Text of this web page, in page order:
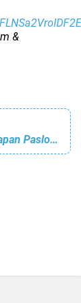
&
KPU Kepulauan Meranti Gelar Pleno Penetapan Paslon Terpilih Pilkada 2024